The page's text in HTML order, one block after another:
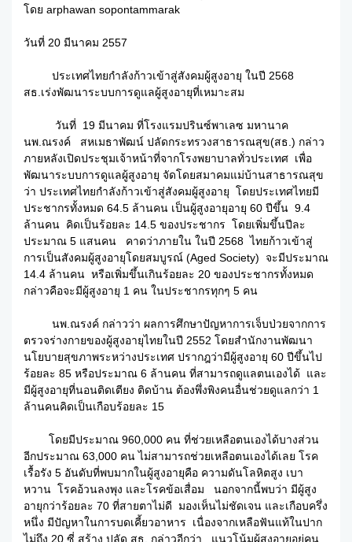
โดย arphawan sopontammarak
วันที่ 20 มีนาคม 2557
ประเทศไทยกำลังก้าวเข้าสู่สังคมผู้สูงอายุ ในปี 2568
สธ.เร่งพัฒนาระบบการดูแลผู้สูงอายุที่เหมาะสม
วันที่ 19 มีนาคม ที่โรงแรมปรินซ์พาเลซ มหานาค
นพ.ณรงค์ สหเมธาพัฒน์ ปลัดกระทรวงสาธารณสุข(สธ.) กล่าว
ภายหลังเปิดประชุมเจ้าหน้าที่จากโรงพยาบาลทั่วประเทศ เพื่อ
พัฒนาระบบการดูแลผู้สูงอายุ จัดโดยสมาคมแม่บ้านสาธารณสุข
ว่า ประเทศไทยกำลังก้าวเข้าสู่สังคมผู้สูงอายุ โดยประเทศไทยมี
ประชากรทั้งหมด 64.5 ล้านคน เป็นผู้สูงอายุอายุ 60 ปีขึ้น 9.4
ล้านคน คิดเป็นร้อยละ 14.5 ของประชากร โดยเพิ่มขึ้นปีละ
ประมาณ 5 แสนคน คาดว่าภายใน ในปี 2568 ไทยก้าวเข้าสู่
การเป็นสังคมผู้สูงอายุโดยสมบูรณ์ (Aged Society) จะมีประมาณ
14.4 ล้านคน หรือเพิ่มขึ้นเกินร้อยละ 20 ของประชากรทั้งหมด
กล่าวคือจะมีผู้สูงอายุ 1 คน ในประชากรทุกๆ 5 คน
นพ.ณรงค์ กล่าวว่า ผลการศึกษาปัญหาการเจ็บป่วยจากการ
ตรวจร่างกายของผู้สูงอายุไทยในปี 2552 โดยสำนักงานพัฒนา
นโยบายสุขภาพระหว่างประเทศ ปรากฎว่ามีผู้สูงอายุ 60 ปีขึ้นไป
ร้อยละ 85 หรือประมาณ 6 ล้านคน ที่สามารถดูแลตนเองได้ และ
มีผู้สูงอายุที่นอนติดเตียง ติดบ้าน ต้องพึ่งพิงคนอื่นช่วยดูแลกว่า 1
ล้านคนคิดเป็นเกือบร้อยละ 15
โดยมีประมาณ 960,000 คน ที่ช่วยเหลือตนเองได้บางส่วน
อีกประมาณ 63,000 คน ไม่สามารถช่วยเหลือตนเองได้เลย โรค
เรื้อรัง 5 อันดับที่พบมากในผู้สูงอายุคือ ความดันโลหิตสูง เบา
หวาน โรคอ้วนลงพุง และโรคข้อเสื่อม นอกจากนี้พบว่า มีผู้สูง
อายุกว่าร้อยละ 70 ที่สายตาไม่ดี มองเห็นไม่ชัดเจน และเกือบครึ่ง
หนึ่ง มีปัญหาในการบดเคี้ยวอาหาร เนื่องจากเหลือฟันแท้ในปาก
ไม่ถึง 20 ซี่ สร้าง ปลัด สธ. กล่าวอีกว่า แนวโน้มผู้สูงอายุอยู่คน